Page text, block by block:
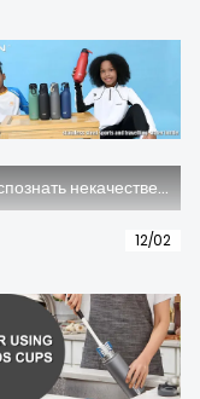
как распознать некачественные термобутылки?
12/02